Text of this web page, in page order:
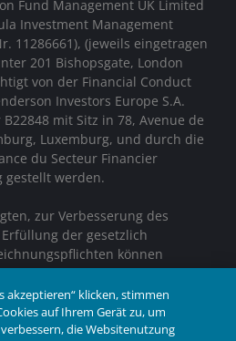
Fund Management UK Limited
Investment Management
11286661), (jeweils eingetragen
201 Bishopsgate, London
von der Financial Conduct
Investors Europe S.A.
mit Sitz in 78, Avenue de
Luxemburg, und durch die
du Secteur Financier
gestellt werden.
zur Verbesserung des
der gesetzlich
können
werden.
alle anderen hierin
Marken der Janus Henderson
akzeptieren“ klicken, stimmen
auf Ihrem Gerät zu, um
die Websitenutzung